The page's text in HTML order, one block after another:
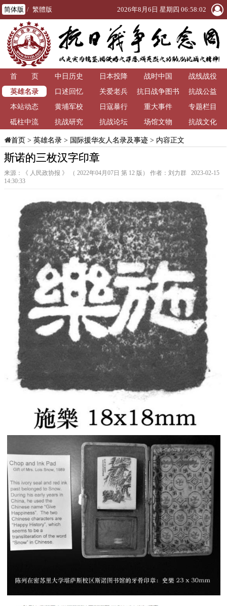
简体版 / 繁體版 2026年8月6日 星期四 06:58:03
首 页 中日历史 日本投降 战时中国
战线战役
英雄名录
口述回忆 关爱老兵
抗日战争图书
馆
抗战公益
本站动态
黄埔军校 日寇暴行 重大事件
专题栏目
砥柱中流
抗战研究 抗战论坛 场馆文物 抗战文化
首页> 英雄名录> 国际援华友人名录及事迹> 内容正文
斯诺的三枚汉字印章
来源：《 人民政协报 》 （ 2022年04月07日 第 12 版） 作者：刘力群 2023-02-15
14:30:33